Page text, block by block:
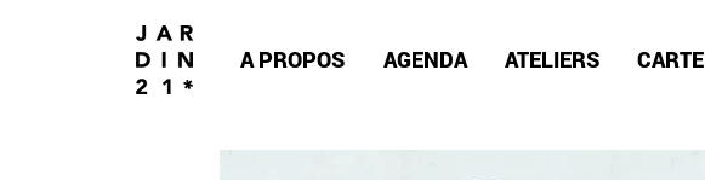
A PROPOS AGENDA ATELIERS CARTE